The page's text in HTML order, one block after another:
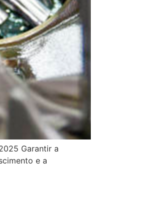
Garantir a
e a